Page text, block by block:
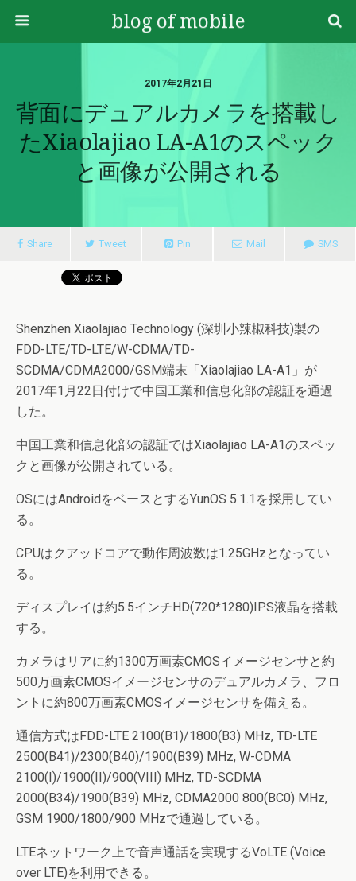
blog of mobile
2017年2月21日
背面にデュアルカメラを搭載し
たXiaolajiao LA-A1のスペック
と画像が公開される
Share Tweet Pin Mail SMS
Shenzhen Xiaolajiao Technology (深圳小辣椒科技)製の
FDD-LTE/TD-LTE/W-CDMA/TD-
SCDMA/CDMA2000/GSM端末「Xiaolajiao LA-A1」が
2017年1月22日付けで中国工業和信息化部の認証を通過
した。
中国工業和信息化部の認証ではXiaolajiao LA-A1のスペッ
クと画像が公開されている。
OSにはAndroidをベースとするYunOS 5.1.1を採用してい
る。
CPUはクアッドコアで動作周波数は1.25GHzとなってい
る。
ディスプレイは約5.5インチHD(720*1280)IPS液晶を搭載
する。
カメラはリアに約1300万画素CMOSイメージセンサと約
500万画素CMOSイメージセンサのデュアルカメラ、フロ
ントに約800万画素CMOSイメージセンサを備える。
通信方式はFDD-LTE 2100(B1)/1800(B3) MHz, TD-LTE
2500(B41)/2300(B40)/1900(B39) MHz, W-CDMA
2100(I)/1900(II)/900(VIII) MHz, TD-SCDMA
2000(B34)/1900(B39) MHz, CDMA2000 800(BC0) MHz,
GSM 1900/1800/900 MHzで通過している。
LTEネットワーク上で音声通話を実現するVoLTE (Voice
over LTE)を利用できる。